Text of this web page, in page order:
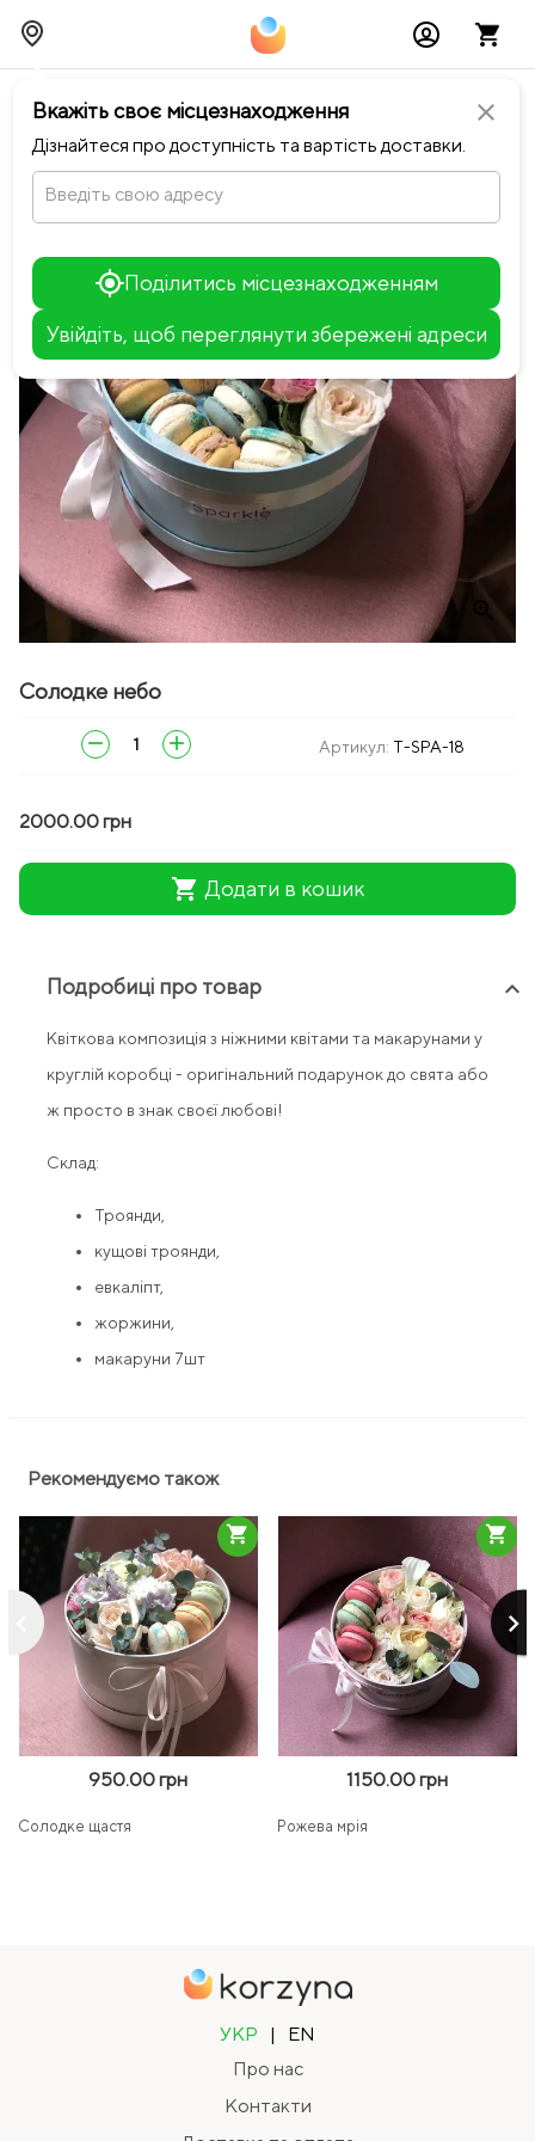
close
Вкажіть своє місцезнаходження
Дізнайтеся про доступність та вартість доставки.
Введіть свою адресу
Поділитись місцезнаходженням
Увійдіть, щоб переглянути збережені адреси
+
chevron_leftПовернутися до Sparkle
zoom_in
Солодке небо
remove add Артикул: T-SPA-18
2000.00 грн
shopping_cart Додати в кошик
Подробиці про товар keyboard_arrow_up
Квіткова композиція з ніжними квітами та макарунами у
круглій коробці - оригінальний подарунок до свята або
ж просто в знак своєї любові!
Склад:
Троянди,
кущові троянди,
евкаліпт,
жоржини,
макаруни 7шт
Рекомендуємо також
keyboard_arrow_right
950.00 грн
Солодке щастя
shopping_cart
1150.00 грн
Рожева мрія
shopping_cart
УКР |
EN
Про нас
Контакти